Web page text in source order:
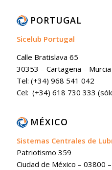
PORTUGAL
Sicelub Portugal
Calle Bratislava 65
30353 – Cartagena –
Tel: (+34) 968 541 042
Cel: (+34) 618 730 333
MÉXICO
Sistemas Centrales de
Patriotismo 359
Ciudad de México – 03800